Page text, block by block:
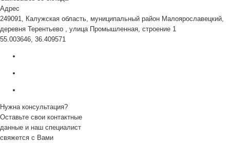
Адрес
249091, Калужская область, муниципальный район Малоярославецкий,
деревня Терентьево , улица Промышленная, строение 1
55.003646, 36.409571
Нужна консультация?
Оставьте свои контактные
данные и наш специалист
свяжется с Вами